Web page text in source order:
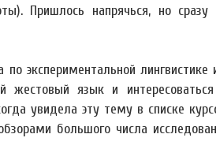
Пришлось напрячься, но сразу
экспериментальной лингвистике
жестовый язык и
увидела эту тему в списке
большого числа